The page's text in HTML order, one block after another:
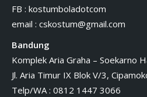
FB : kostumboladotcom
email : cskostum@gmail.com
Bandung
Komplek Aria Graha – Soekarno
Jl. Aria Timur IX Blok V/3,
Telp/WA : 0812 1447 3066